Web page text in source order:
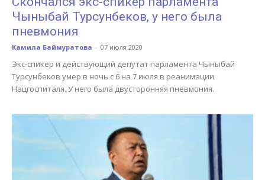
Чыныбай Турсунбеков, у него была
пневмония
Камила Баймуратова - 07 июля 2020
Экс-спикер и действующий депутат парламента Чыныбай
Турсунбеков умер в ночь с 6 на 7 июля в реанимации
Нацгоспиталя. У него была двусторонняя пневмония.